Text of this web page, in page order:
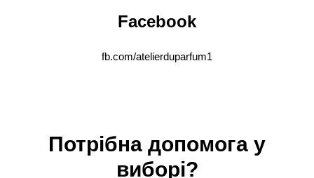
Facebook
fb.com/atelierduparfum1
Потрібна допомога у
виборі?